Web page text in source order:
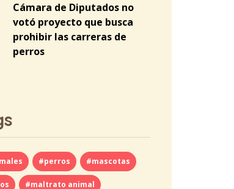
Cámara de Diputados no
votó proyecto que busca
prohibir las carreras de
perros
#perros #mascotas
#maltrato animal